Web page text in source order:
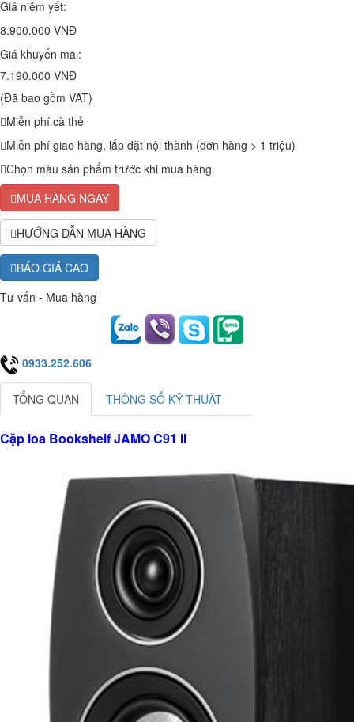
Giá niêm yết:
8.900.000 VNĐ
Giá khuyến mãi:
7.190.000 VNĐ
(Đã bao gồm VAT)
Miễn phí cà thẻ
Miễn phí giao hàng, lắp đặt nội thành (đơn hàng > 1 triệu)
Chọn màu sản phẩm trước khi mua hàng
MUA HÀNG NGAY
HƯỚNG DẪN MUA HÀNG
BÁO GIÁ CAO
Tư vấn - Mua hàng
0933.252.606
TỔNG QUAN THÔNG SỐ KỸ THUẬT
Cặp loa Bookshelf JAMO C91 II